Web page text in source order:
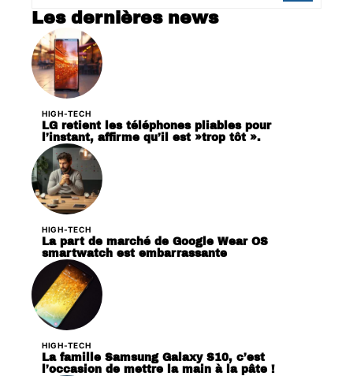
Les dernières news
HIGH-TECH
LG retient les téléphones pliables pour
l’instant, affirme qu’il est »trop tôt ».
HIGH-TECH
La part de marché de Google Wear OS
smartwatch est embarrassante
HIGH-TECH
La famille Samsung Galaxy S10, c’est
l’occasion de mettre la main à la pâte !